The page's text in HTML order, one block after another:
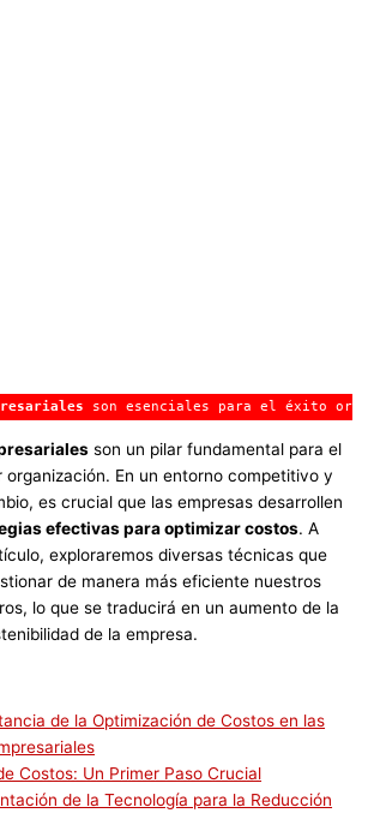
son esenciales para el éxito
son un pilar fundamental para el
organización. En un entorno competitivo y
es crucial que las empresas desarrollen
efectivas para optimizar costos. A
exploraremos diversas técnicas que
de manera más eficiente nuestros
lo que se traducirá en un aumento de la
de la empresa.
de la Optimización de Costos en las
Costos: Un Primer Paso Crucial
de la Tecnología para la Reducción